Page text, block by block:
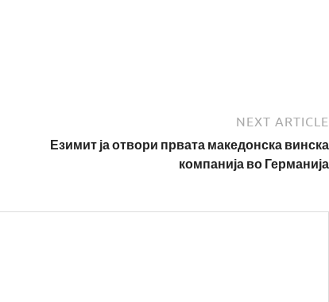
NEXT ARTICLE
Езимит ја отвори првата македонска винска
компанија во Германија